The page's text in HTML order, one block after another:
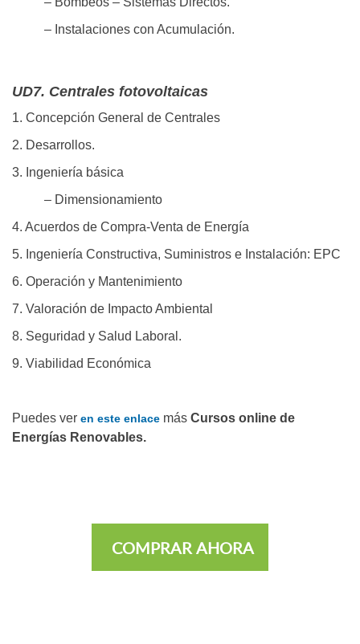
– Instalaciones con Acumulación.
UD7. Centrales fotovoltaicas
1. Concepción General de Centrales
2. Desarrollos.
3. Ingeniería básica
– Dimensionamiento
4. Acuerdos de Compra-Venta de Energía
5. Ingeniería Constructiva, Suministros e Instalación: EPC
6. Operación y Mantenimiento
7. Valoración de Impacto Ambiental
8. Seguridad y Salud Laboral.
9. Viabilidad Económica
Puedes ver en este enlace más Cursos online de
Energías Renovables.
COMPRAR AHORA